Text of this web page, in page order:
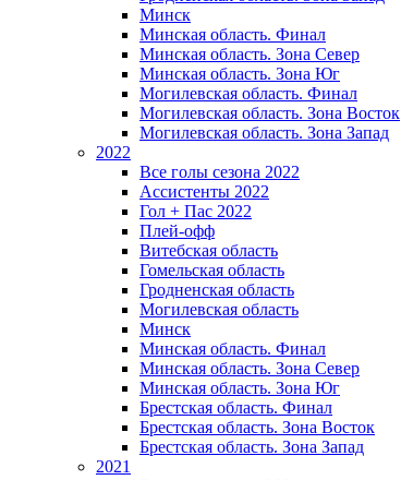
Минск
Минская область. Финал
Минская область. Зона Север
Минская область. Зона Юг
Могилевская область. Финал
Могилевская область. Зона Восток
Могилевская область. Зона Запад
2022
Все голы сезона 2022
Ассистенты 2022
Гол + Пас 2022
Плей-офф
Витебская область
Гомельская область
Гродненская область
Могилевская область
Минск
Mинская область. Финал
Минская область. Зона Север
Минская область. Зона Юг
Брестская область. Финал
Брестская область. Зона Восток
Брестская область. Зона Запад
2021